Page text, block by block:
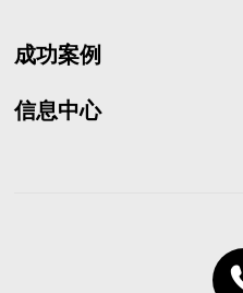
成功案例
石油化工
信息中心